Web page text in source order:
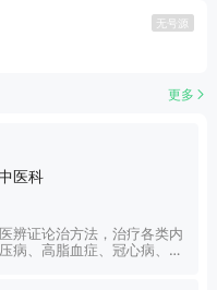
无号源
更多
医科
辨证论治方法，治疗各类内
病、高脂血症、冠心病、中